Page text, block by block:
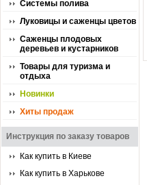
Системы полива
Луковицы и саженцы цветов
Саженцы плодовых
деревьев и кустарников
Товары для туризма и
отдыха
Новинки
Хиты продаж
Инструкция по заказу товаров
Как купить в Киеве
Как купить в Харькове